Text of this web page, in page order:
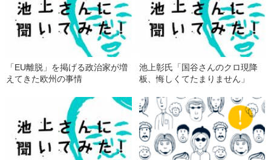
「EU離脱」を掲げる政治家が増
えてきた欧州の事情
池上彰氏「国谷さんのクロ現降
板、悔しくてたまりません」